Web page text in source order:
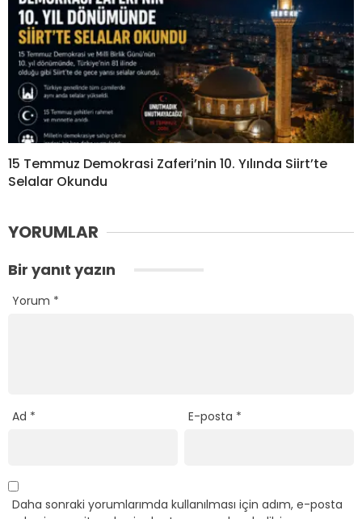
15 Temmuz Demokrasi Zaferi’nin 10. Yılında Siirt’te
Selalar Okundu
YORUMLAR
Bir yanıt yazın
Yorum *
Ad * E-posta *
Daha sonraki yorumlarımda kullanılması için adım, e-posta